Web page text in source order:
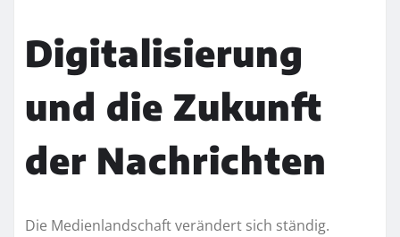
Digitalisierung
und die Zukunft
der Nachrichten
Die Medienlandschaft verändert sich ständig.